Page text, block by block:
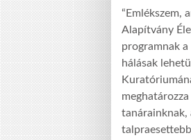
“Emlékszem,
Alapítvány
programnak a
hálásak
tanárainknak,